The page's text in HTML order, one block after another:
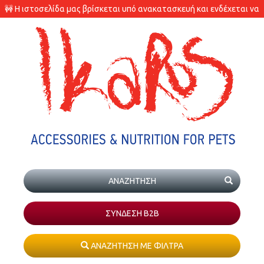
🚧 Η ιστοσελίδα μας βρίσκεται υπό ανακατασκευή και ενδέχεται να
υπάρχουν διαφορές στις διαθεσιμότητες των προϊόντων.
ΣΥΝΔΕΣΗ Β2Β
ΑΝΑΖΗΤΗΣΗ ΜΕ ΦΙΛΤΡΑ